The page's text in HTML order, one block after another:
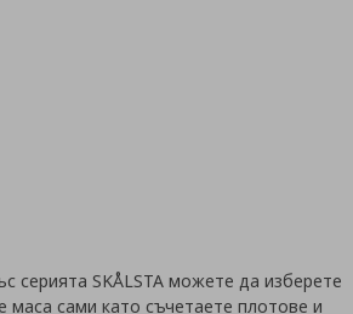
серията SKÅLSTA можете да изберете
маса сами като съчетаете плотове и